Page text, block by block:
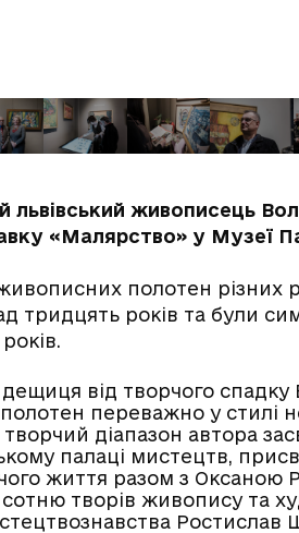
львівський живописець
«Малярство» у Музеї
полотен різних
тридцять років та були
від творчого
переважно у стилі
діапазон автора
палаці мистецтв,
життя разом з Оксаною
творів живопису та
Ростислав